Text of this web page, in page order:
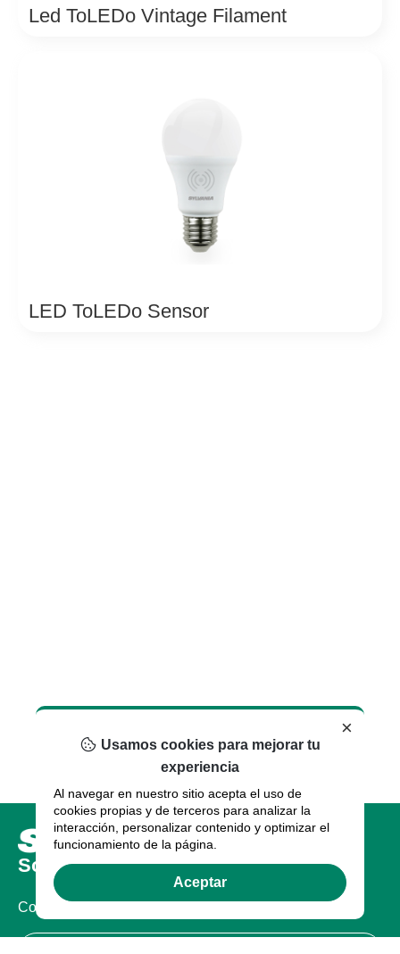
Led ToLEDo Vintage Filament
LED ToLEDo Sensor
Sobre nosotros
Compañia
×
Usamos cookies para mejorar tu
experiencia
Al navegar en nuestro sitio acepta el uso de
cookies propias y de terceros para analizar la
interacción, personalizar contenido y optimizar el
funcionamiento de la página.
Aceptar